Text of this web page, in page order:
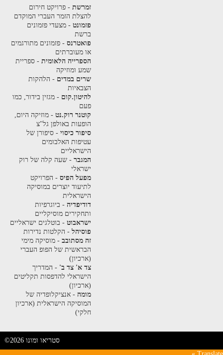
זמרשת- פרויקט חירום
להצלת הזמר העברי המוקדם
פזמונט- מצעדי פזמונים
ברשת
פואטרנס- פזמונים מתורגמים
או מעוברתים
הספרייה הלאומית- ספריית
שמע ומוזיקה
שרים במדים - הלהקות
הצבאיות
להיטון.קום - מגזין בידור, כמו
פעם
קוטנר רוק.נט- מוזיקה היום,
הופעות באולפן גל"צ
סיפור כיסוי- סיפורן של
עטיפות האלבומים
הישראליים
המגבר- שעה קלה של רוק
ישראלי
מפעל הפיס- הפרויקט
לתיעוד יוצרים במוסיקה
הישראלית
דודיפדיה- ביוגרפיות
ותחקירים מוסיקליים
ישראבוט- בוטלגים ישראליים
פוסיהל- הקלטות נדירות
זה מסתובב- מוסיקה מימי
הבראשית של הפופ העברי
(ארכיון)
צד א' צד ב' - המדריך
הישראלי להדפסות תקליטים
(ארכיון)
מומה- אנציקלופדיה של
המוסיקה הישראלית (ארכיון
חלקי)
©2026 סטריאו ומונו